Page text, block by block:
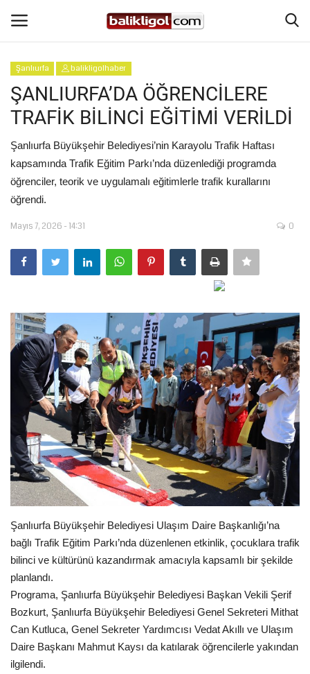
Giriş Yap Kaydol
Anasayfa
Köşe Yazıları
Magazin
Şanlıurfa
Eğitim
Gündem
Tekno Bilim
Ekonomi
Siyaset
Galeriler
Künye
Sağlık
İletişim
Kültür Sanat
Şanlıurfa balikligolhaber
ŞANLIURFA’DA ÖĞRENCİLERE
TRAFİK BİLİNCİ EĞİTİMİ VERİLDİ
Şanlıurfa Büyükşehir Belediyesi’nin Karayolu Trafik Haftası
kapsamında Trafik Eğitim Parkı’nda düzenlediği programda
öğrenciler, teorik ve uygulamalı eğitimlerle trafik kurallarını
öğrendi.
Mayıs 7, 2026 - 14:31 0
Şanlıurfa Büyükşehir Belediyesi Ulaşım Daire Başkanlığı’na
bağlı Trafik Eğitim Parkı’nda düzenlenen etkinlik, çocuklara trafik
bilinci ve kültürünü kazandırmak amacıyla kapsamlı bir şekilde
planlandı.
Programa, Şanlıurfa Büyükşehir Belediyesi Başkan Vekili Şerif
Bozkurt, Şanlıurfa Büyükşehir Belediyesi Genel Sekreteri Mithat
Can Kutluca, Genel Sekreter Yardımcısı Vedat Akıllı ve Ulaşım
Daire Başkanı Mahmut Kaysı da katılarak öğrencilerle yakından
ilgilendi.